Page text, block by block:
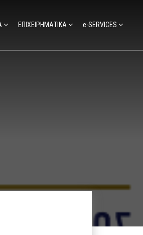
ΕΠΙΧΕΙΡΗΜΑΤΙΚΑ e-SERVICES